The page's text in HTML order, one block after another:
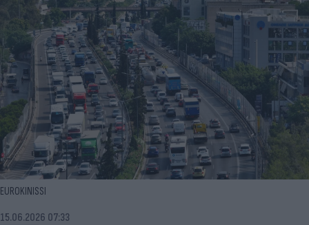
EUROKINISSI
15.06.2026 07:33